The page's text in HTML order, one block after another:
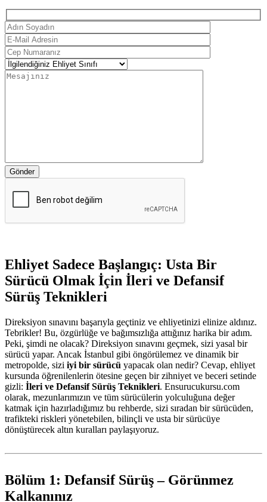
Gönder
Ehliyet Sadece Başlangıç: Usta Bir
Sürücü Olmak İçin İleri ve Defansif
Sürüş Teknikleri
Direksiyon sınavını başarıyla geçtiniz ve ehliyetinizi elinize aldınız.
Tebrikler! Bu, özgürlüğe ve bağımsızlığa attığınız harika bir adım.
Peki, şimdi ne olacak? Direksiyon sınavını geçmek, sizi yasal bir
sürücü yapar. Ancak İstanbul gibi öngörülemez ve dinamik bir
metropolde, sizi iyi bir sürücü yapacak olan nedir? Cevap, ehliyet
kursunda öğrenilenlerin ötesine geçen bir zihniyet ve beceri setinde
gizli: İleri ve Defansif Sürüş Teknikleri. Ensurucukursu.com
olarak, mezunlarımızın ve tüm sürücülerin yolculuğuna değer
katmak için hazırladığımız bu rehberde, sizi sıradan bir sürücüden,
trafikteki riskleri yönetebilen, bilinçli ve usta bir sürücüye
dönüştürecek altın kuralları paylaşıyoruz.
Bölüm 1: Defansif Sürüş – Görünmez
Kalkanınız